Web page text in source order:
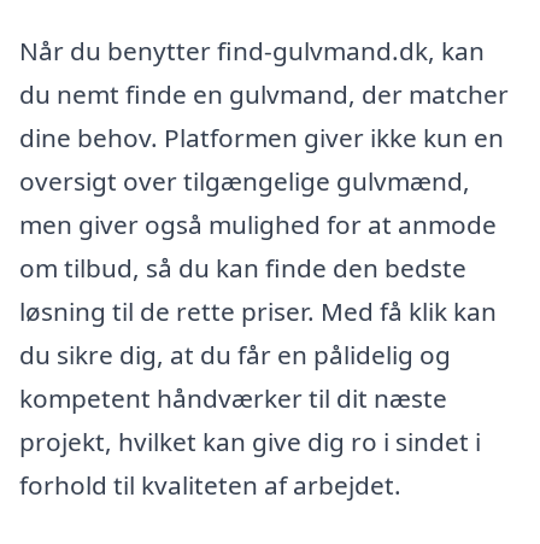
Når du benytter find-gulvmand.dk, kan
du nemt finde en gulvmand, der matcher
dine behov. Platformen giver ikke kun en
oversigt over tilgængelige gulvmænd,
men giver også mulighed for at anmode
om tilbud, så du kan finde den bedste
løsning til de rette priser. Med få klik kan
du sikre dig, at du får en pålidelig og
kompetent håndværker til dit næste
projekt, hvilket kan give dig ro i sindet i
forhold til kvaliteten af arbejdet.